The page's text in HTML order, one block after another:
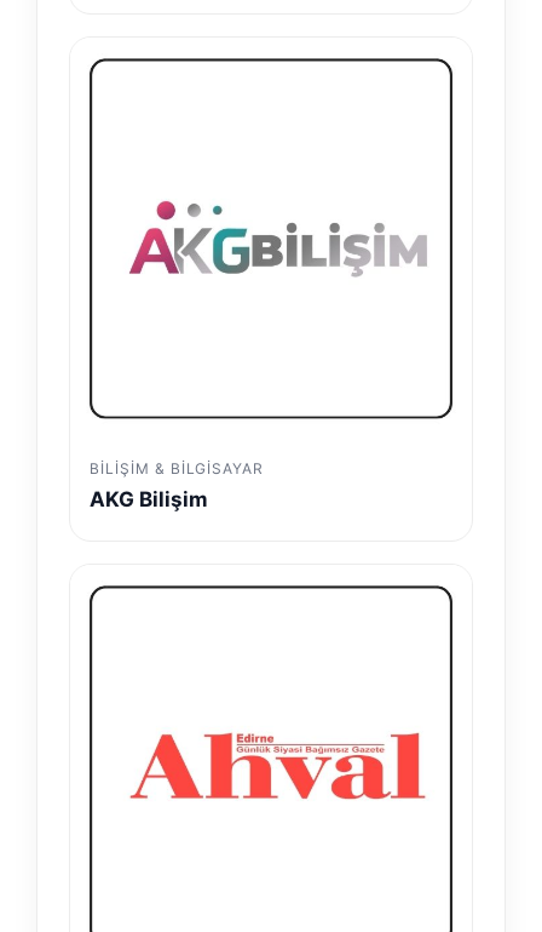
BILIŞIM & BILGISAYAR
AKG Bilişim